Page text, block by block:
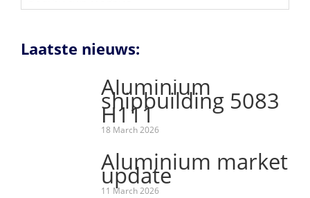
this
Laatste nieuws:
Aluminium
shipbuilding 5083
H111
18 March 2026
Aluminium market
update
11 March 2026